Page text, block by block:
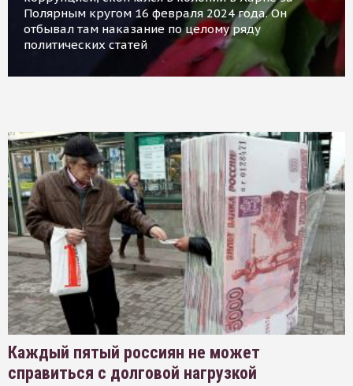
Полярным кругом 16 февраля 2024 года. Он
отбывал там наказание по целому ряду
политических статей
Каждый пятый россиян не может
справиться с долговой нагрузкой